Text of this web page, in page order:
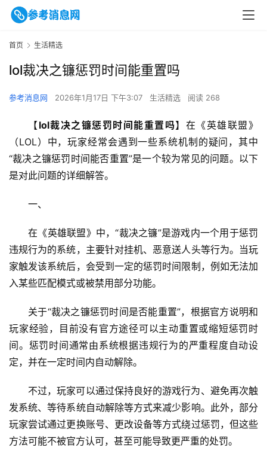
首页 生活精选
lol裁决之镰惩罚时间能重置吗
参考消息网 2026年1月17日 下午3:07 生活精选 阅读 268
【lol裁决之镰惩罚时间能重置吗】在《英雄联盟》
（LOL）中，玩家经常会遇到一些系统机制的疑问，其中
“裁决之镰惩罚时间能否重置”是一个较为常见的问题。以下
是对此问题的详细解答。
一、
在《英雄联盟》中，“裁决之镰”是游戏内一个用于惩罚
违规行为的系统，主要针对挂机、恶意送人头等行为。当玩
家触发该系统后，会受到一定的惩罚时间限制，例如无法加
入某些匹配模式或被禁用部分功能。
关于“裁决之镰惩罚时间是否能重置”，根据官方说明和
玩家经验，目前没有官方途径可以主动重置或缩短惩罚时
间。惩罚时间通常由系统根据违规行为的严重程度自动设
定，并在一定时间内自动解除。
不过，玩家可以通过保持良好的游戏行为、避免再次触
发系统、等待系统自动解除等方式来减少影响。此外，部分
玩家尝试通过更换账号、更改设备等方式绕过惩罚，但这些
方法可能不被官方认可，甚至可能导致更严重的处罚。